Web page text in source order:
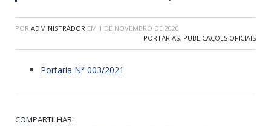
POR ADMINISTRADOR EM 1 DE NOVEMBRO DE 2020
PORTARIAS, PUBLICAÇÕES OFICIAIS
Portaria N° 003/2021
COMPARTILHAR: